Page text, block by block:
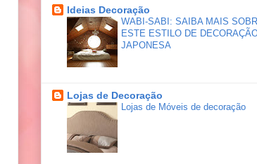
Ideias Decoração
WABI-SABI: SAIBA MAIS
ESTE ESTILO DE
JAPONESA
Lojas de Decoração
Lojas de Móveis de decoração